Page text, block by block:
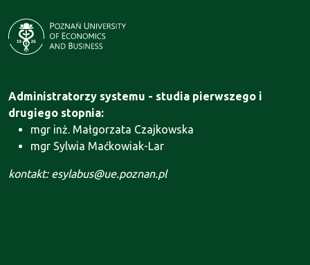
Administratorzy systemu - studia pierwszego i
drugiego stopnia:
mgr inż. Małgorzata Czajkowska
mgr Sylwia Maćkowiak-Lar
kontakt: esylabus@ue.poznan.pl